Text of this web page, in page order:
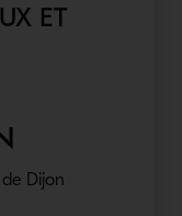
ET
Dijon